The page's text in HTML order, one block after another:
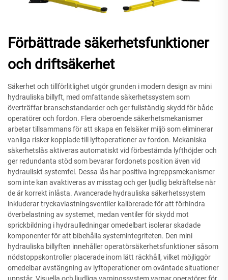
Förbättrade säkerhetsfunktioner
och driftsäkerhet
Säkerhet och tillförlitlighet utgör grunden i modern design av mini
hydrauliska billyft, med omfattande säkerhetssystem som
överträffar branschstandarder och ger fullständig skydd för både
operatörer och fordon. Flera oberoende säkerhetsmekanismer
arbetar tillsammans för att skapa en felsäker miljö som eliminerar
vanliga risker kopplade till lyftoperationer av fordon. Mekaniska
säkerhetslås aktiveras automatiskt vid förbestämda lyfthöjder och
ger redundanta stöd som bevarar fordonets position även vid
hydrauliskt systemfel. Dessa lås har positiva ingreppsmekanismer
som inte kan avaktiveras av misstag och ger ljudlig bekräftelse när
de är korrekt inlåsta. Avancerade hydrauliska säkerhetssystem
inkluderar tryckavlastningsventiler kalibrerade för att förhindra
överbelastning av systemet, medan ventiler för skydd mot
sprickbildning i hydraulledningar omedelbart isolerar skadade
komponenter för att bibehålla systemintegriteten. Den mini
hydrauliska billyften innehåller operatörsäkerhetsfunktioner såsom
nödstoppskontroller placerade inom lätt räckhåll, vilket möjliggör
omedelbar avstängning av lyftoperationer om oväntade situationer